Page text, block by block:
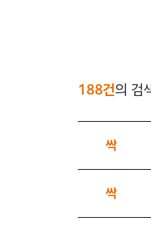
188건의 검
싹
싹